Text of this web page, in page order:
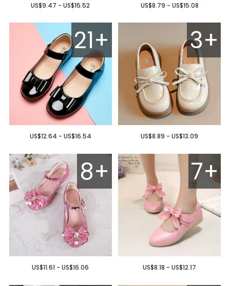
US$9.47 - US$15.52 US$8.79 - US$15.08
21+
US$12.64 - US$16.54
3+
US$8.89 - US$13.09
8+
US$11.61 - US$16.06
7+
US$8.18 - US$12.17